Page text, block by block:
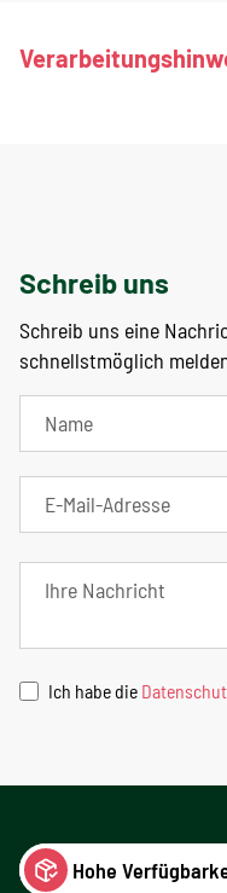
Schreib uns
Schreib uns eine
schnellstmöglich
Ich habe die
Hohe